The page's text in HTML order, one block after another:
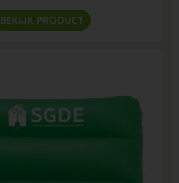
BEKIJK PRODUCT